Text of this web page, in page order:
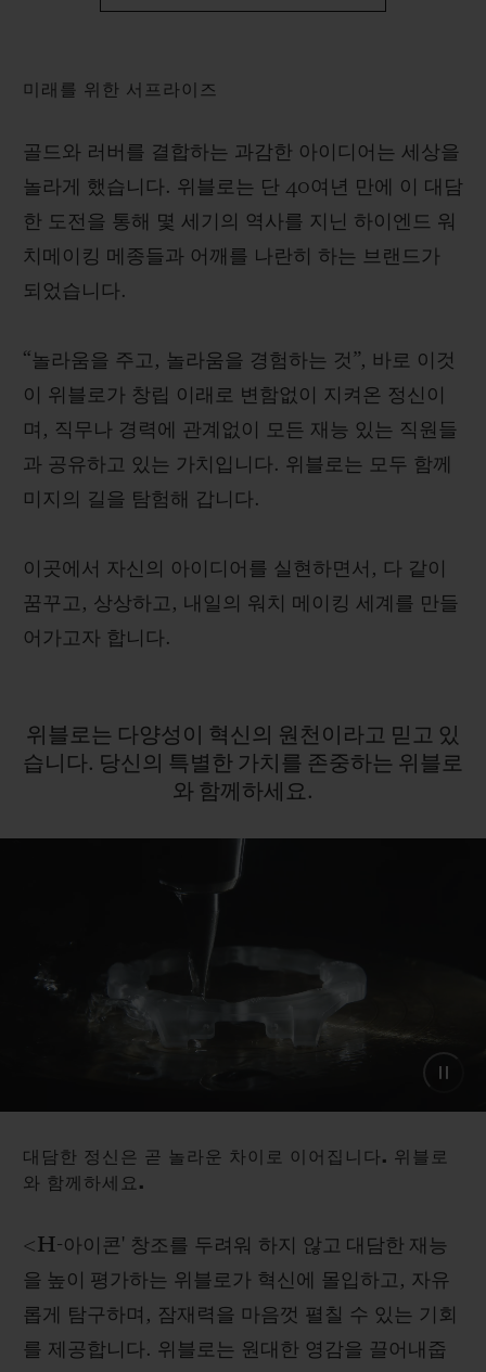
미래를 위한 서프라이즈
골드와 러버를 결합하는 과감한 아이디어는 세상을
놀라게 했습니다. 위블로는 단 40여년 만에 이 대담
한 도전을 통해 몇 세기의 역사를 지닌 하이엔드 워
치메이킹 메종들과 어깨를 나란히 하는 브랜드가
되었습니다.
“놀라움을 주고, 놀라움을 경험하는 것”, 바로 이것
이 위블로가 창립 이래로 변함없이 지켜온 정신이
며, 직무나 경력에 관계없이 모든 재능 있는 직원들
과 공유하고 있는 가치입니다. 위블로는 모두 함께
미지의 길을 탐험해 갑니다.
이곳에서 자신의 아이디어를 실현하면서, 다 같이
꿈꾸고, 상상하고, 내일의 워치 메이킹 세계를 만들
어가고자 합니다.
위블로는 다양성이 혁신의 원천이라고 믿고 있
습니다. 당신의 특별한 가치를 존중하는 위블로
와 함께하세요.
대담한 정신은 곧 놀라운 차이로 이어집니다. 위블로
와 함께하세요.
<H-아이콘' 창조를 두려워 하지 않고 대담한 재능
을 높이 평가하는 위블로가 혁신에 몰입하고, 자유
롭게 탐구하며, 잠재력을 마음껏 펼칠 수 있는 기회
를 제공합니다. 위블로는 원대한 영감을 끌어내줍
안전한 결제
연락처